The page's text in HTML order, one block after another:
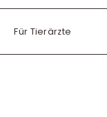
Für Tierärzte